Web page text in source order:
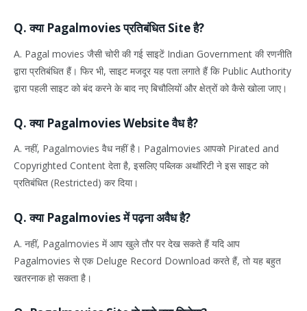
Q. क्या Pagalmovies प्रतिबंधित Site है?
A. Pagal movies जैसी चोरी की गई साइटें Indian Government की रणनीति
द्वारा प्रतिबंधित हैं। फिर भी, साइट मजदूर यह पता लगाते हैं कि Public Authority
द्वारा पहली साइट को बंद करने के बाद नए बिचौलियों और क्षेत्रों को कैसे खोला जाए।
Q. क्या Pagalmovies Website वैध है?
A. नहीं, Pagalmovies वैध नहीं है। Pagalmovies आपको Pirated and
Copyrighted Content देता है, इसलिए पब्लिक अथॉरिटी ने इस साइट को
प्रतिबंधित (Restricted) कर दिया।
Q. क्या Pagalmovies में पढ़ना अवैध है?
A. नहीं, Pagalmovies में आप खुले तौर पर देख सकते हैं यदि आप
Pagalmovies से एक Deluge Record Download करते हैं, तो यह बहुत
खतरनाक हो सकता है।